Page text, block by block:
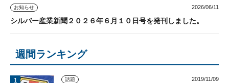
お知らせ 2026/06/11
シルバー産業新聞２０２６年６月１０日号を発刊しました。
週間ランキング
話題 2019/11/09